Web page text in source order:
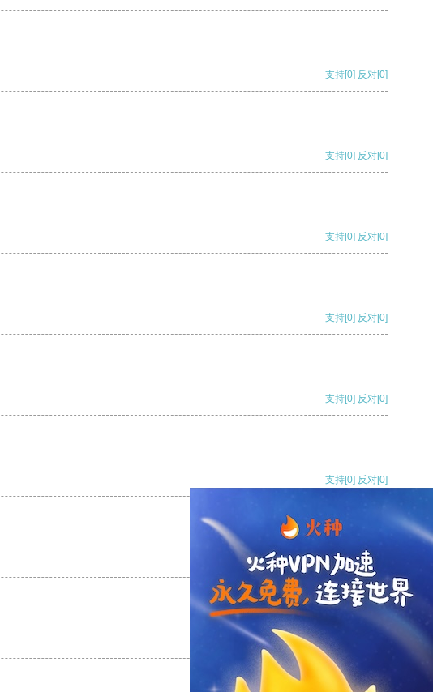
支持[0] 反对[0]
支持[0] 反对[0]
支持[0] 反对[0]
支持[0] 反对[0]
支持[0] 反对[0]
支持[0] 反对[0]
支持[0] 反对
支持